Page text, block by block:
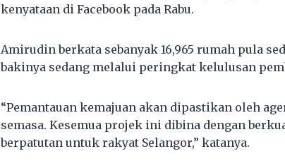
kenyataan di Facebook pada Rabu.
Amirudin berkata sebanyak 16,965 rumah pula
bakinya sedang melalui peringkat kelulusan
“Pemantauan kemajuan akan dipastikan oleh
semasa. Kesemua projek ini dibina dengan
berpatutan untuk rakyat Selangor,” katanya.